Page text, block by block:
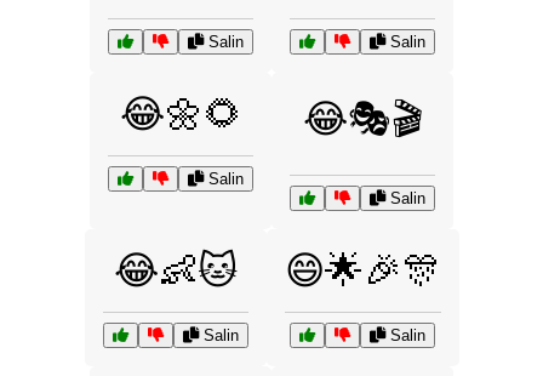
Salin Salin
😂🌼🌻
Salin
😂🎭🎬
Salin
😂👶🐱
Salin
😄🌟🎉🎊
Salin